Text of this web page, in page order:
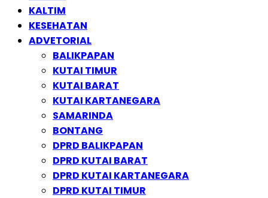
KALTIM
KESEHATAN
ADVETORIAL
BALIKPAPAN
KUTAI TIMUR
KUTAI BARAT
KUTAI KARTANEGARA
SAMARINDA
BONTANG
DPRD BALIKPAPAN
DPRD KUTAI BARAT
DPRD KUTAI KARTANEGARA
DPRD KUTAI TIMUR